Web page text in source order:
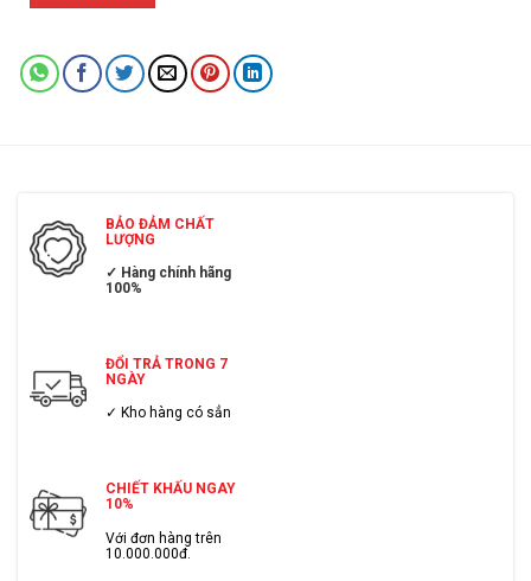
BẢO ĐẢM CHẤT
LƯỢNG
✓ Hàng chính hãng
100%
ĐỔI TRẢ TRONG 7
NGÀY
✓ Kho hàng có sẳn
CHIẾT KHẤU NGAY
10%
Với đơn hàng trên
10.000.000đ.